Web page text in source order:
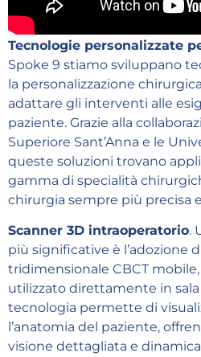
Tecnologie personalizzate
Spoke 9 stiamo sviluppano
la personalizzazione
adattare gli interventi alle
paziente. Grazie alla
Superiore Sant’Anna e le
queste soluzioni trovano
gamma di specialità
chirurgia sempre più precisa
Scanner 3D intraoperatorio.
più significative è l’adozione
tridimensionale CBCT
utilizzato direttamente in sala
tecnologia permette di
l’anatomia del paziente,
visione dettagliata e